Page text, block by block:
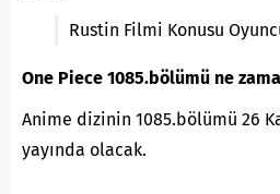
Rustin Filmi Konusu
One Piece 1085.bölümü ne
Anime dizinin 1085.bölümü 26
yayında olacak.